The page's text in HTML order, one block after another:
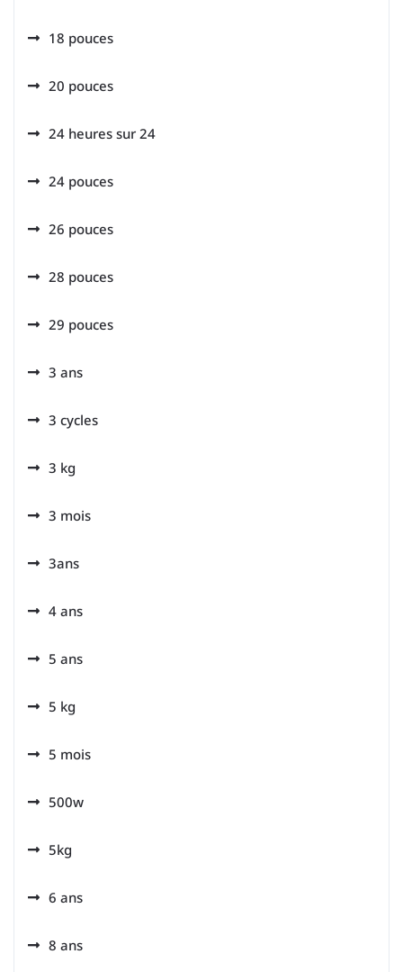
18 pouces
20 pouces
24 heures sur 24
24 pouces
26 pouces
28 pouces
29 pouces
3 ans
3 cycles
3 kg
3 mois
3ans
4 ans
5 ans
5 kg
5 mois
500w
5kg
6 ans
8 ans